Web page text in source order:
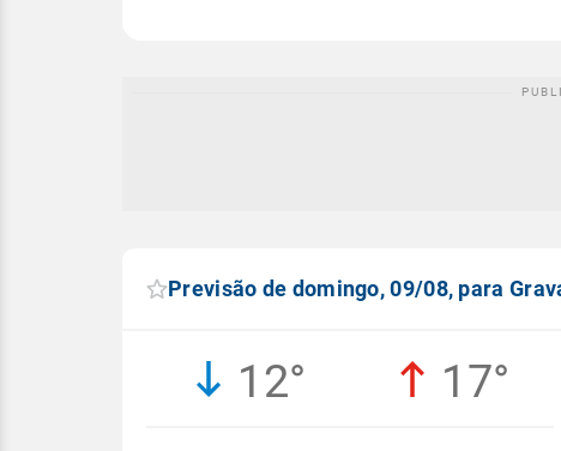
Previsão de domingo, 09/08, para
12° 17°